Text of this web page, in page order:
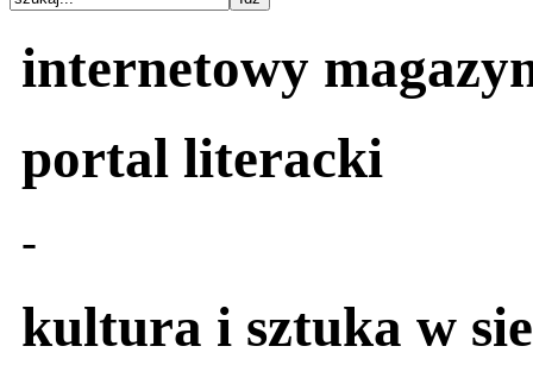
internetowy
portal literacki
-
kultura i sztuka w